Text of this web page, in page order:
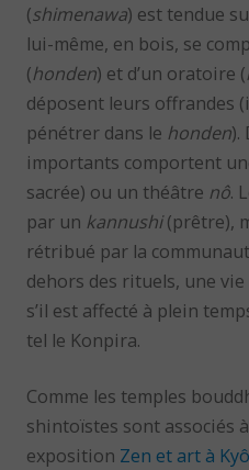
(shimenawa) est tendue
lui-même, en bois, se
(honden) et d’un oratoire (
déposent leurs offrandes
pénétrer dans le honden).
importants comportent
sacrée) ou un théâtre nô.
par un kannushi(prêtre),
rétribué par la
dehors des rituels, une
s’il est affecté à plein
tel le Konpira.
Comme les temples
shintoïstes sont associés
exposition Zen et art à